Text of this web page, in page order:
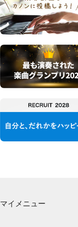
マイメニュー